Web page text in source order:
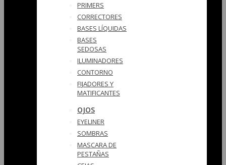
PRIMERS
CORRECTORES
BASES LÍQUIDAS
BASES
SEDOSAS
ILUMINADORES
CONTORNO
FIJADORES Y
MATIFICANTES
OJOS
EYELINER
SOMBRAS
MASCARA DE
PESTAÑAS